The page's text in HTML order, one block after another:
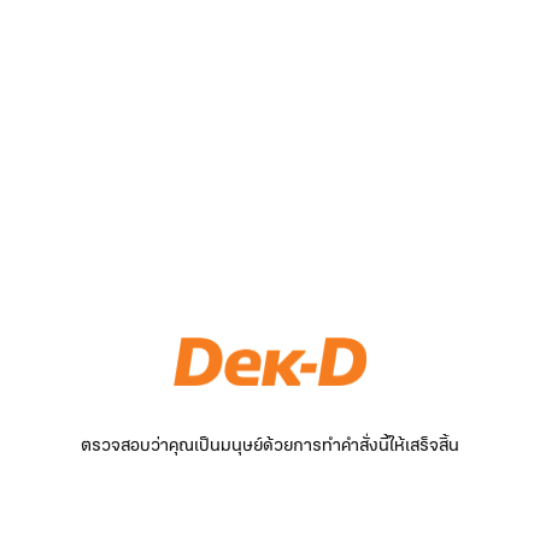
ตรวจสอบว่าคุณเป็นมนุษย์ด้วยการทำคำสั่งนี้ให้เสร็จสิ้น